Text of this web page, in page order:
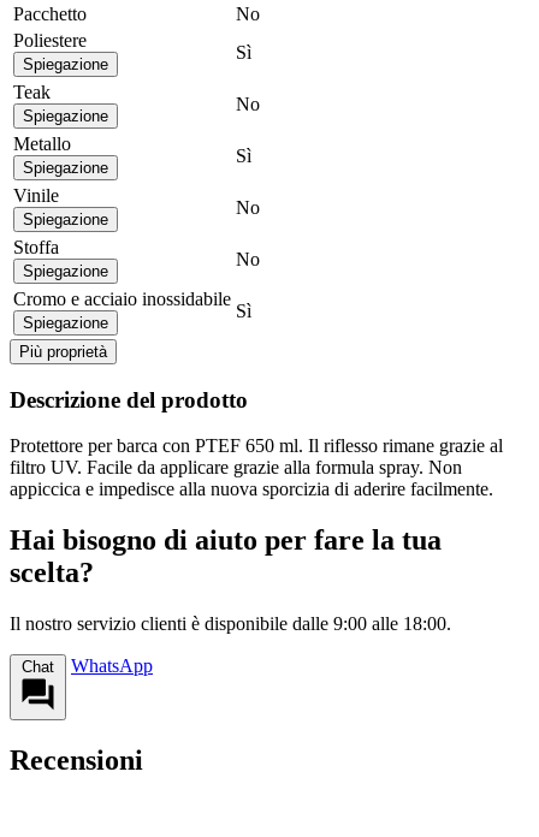
Pacchetto
No
Poliestere
Spiegazione
Sì
Teak
Spiegazione
No
Metallo
Spiegazione
Sì
Vinile
Spiegazione
No
Stoffa
Spiegazione
No
Cromo e acciaio inossidabile
Spiegazione
Sì
Più proprietà
Descrizione del prodotto
Protettore per barca con PTEF 650 ml. Il riflesso rimane grazie al
filtro UV. Facile da applicare grazie alla formula spray. Non
appiccica e impedisce alla nuova sporcizia di aderire facilmente.
Hai bisogno di aiuto per fare la tua
scelta?
Il nostro servizio clienti è disponibile dalle 9:00 alle 18:00.
Chat WhatsApp
Recensioni